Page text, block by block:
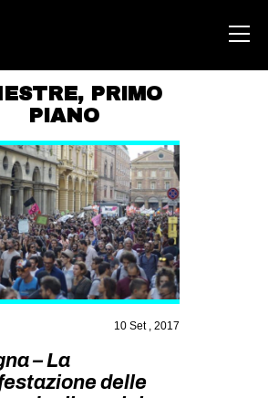
HOME
ABOUT
AREA
DEGENERAZIONE
GAZA FREESTYLE
CSOA LAMBRETTA
STUDENTI TSUNAMI
ZAM
, PRIMO
PIANO
10 Set , 2017
– ​La
delle